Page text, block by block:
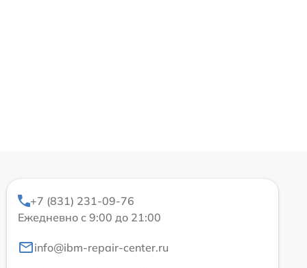
+7 (831) 231-09-76
Ежедневно с 9:00 до 21:00
info@ibm-repair-center.ru